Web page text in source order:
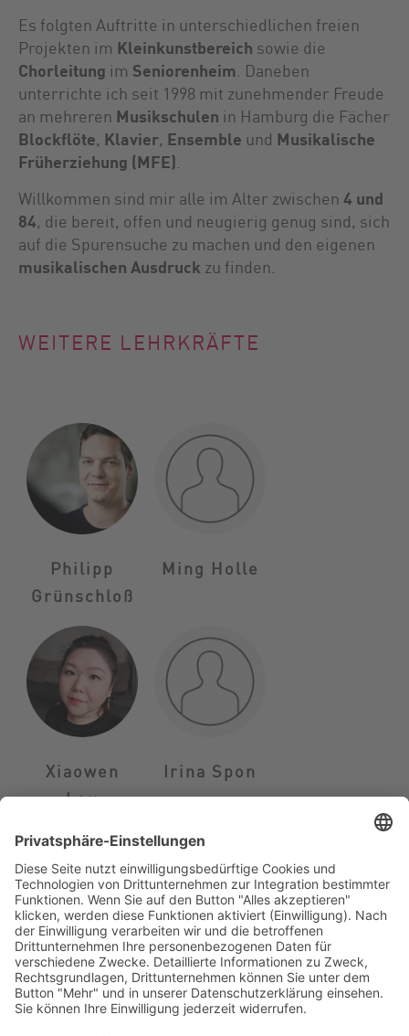
Es folgten Auftritte in unterschiedlichen freien
Projekten im Kleinkunstbereich sowie die
Chorleitung im Seniorenheim . Daneben
unterrichte ich seit 1998 mit zunehmender Freude
an mehreren Musikschulen in Hamburg die Fächer
Blockflöte, Klavier, Ensemble und Musikalische
Früherziehung (MFE)
Willkommen sind mir alle im Alter zwischen 4 und
84, die bereit, offen und neugierig genug sind, sich
auf die Spurensuche zu machen und den eigenen
musikalischen Ausdruck zu finden.
WEITERE LEHRKRÄFTE
Philipp
Grünschloß
Ming Holle
Xiaowen
Lou
Irina Spon
WIR FREUEN UNS AUF IHRE KONTAKTAUFNAHME
IMPRESSUM DATENSCHUTZERKLÄRUNG